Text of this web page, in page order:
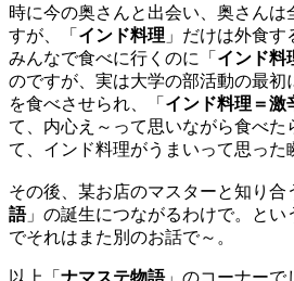
時に今の奥さんと出会い、奥さん
すが、「 インド料理 」だけは外食
みんなで食べに行くのに「 インド料
のですが、実は大学の部活動の最初
を食べさせられ、「 インド料理＝激
て、内心え～って思いながら食べた
て、インド料理がうまいって思った
その後、某お店のマスターと知り合
語」の誕生につながるわけで。とい
でそれはまた別のお話で～。
以上「 ナマステ物語」のコーナーで